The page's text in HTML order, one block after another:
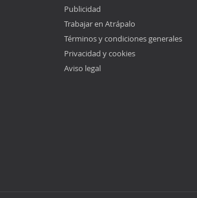
Publicidad
Trabajar en Atrápalo
Términos y condiciones generales
Privacidad y cookies
Aviso legal